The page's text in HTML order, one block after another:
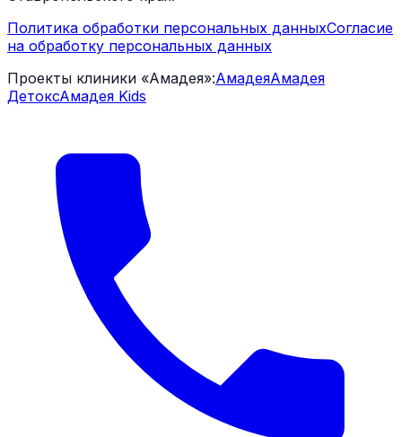
Политика обработки персональных данныхСогласие
на обработку персональных данных
Проекты клиники «Амадея»:АмадеяАмадея
ДетоксАмадея Kids